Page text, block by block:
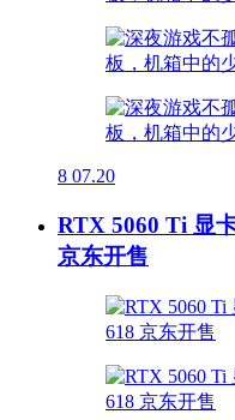
8 07.20
RTX 5060 Ti 显
京东开售